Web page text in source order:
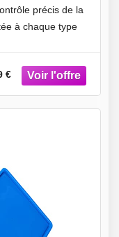
précis de la
à chaque type
€